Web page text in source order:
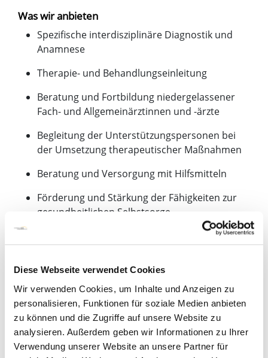
Diese Webseite verwendet Cookies
Wir verwenden Cookies, um Inhalte und Anzeigen zu
personalisieren, Funktionen für soziale Medien anbieten
zu können und die Zugriffe auf unsere Website zu
analysieren. Außerdem geben wir Informationen zu Ihrer
Verwendung unserer Website an unsere Partner für
Was wir anbieten
Spezifische interdisziplinäre Diagnostik und
Anamnese
Therapie- und Behandlungseinleitung
Beratung und Fortbildung niedergelassener
Fach- und Allgemeinärztinnen und -ärzte
Begleitung der Unterstützungspersonen bei
der Umsetzung therapeutischer Maßnahmen
Beratung und Versorgung mit Hilfsmitteln
Förderung und Stärkung der Fähigkeiten zur
gesundheitlichen Selbstsorge
Einrichtung von Transitionssprechstunden, um
Patientinnen und Patienten vom
zu gestalten
Haus- und Heimbesuche
Wen wir behandeln